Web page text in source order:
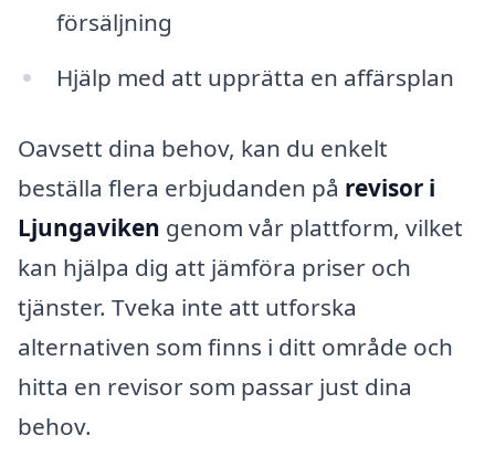
försäljning
Hjälp med att upprätta en affärsplan
Oavsett dina behov, kan du enkelt
beställa flera erbjudanden på revisor i
Ljungaviken genom vår plattform, vilket
kan hjälpa dig att jämföra priser och
tjänster. Tveka inte att utforska
alternativen som finns i ditt område och
hitta en revisor som passar just dina
behov.